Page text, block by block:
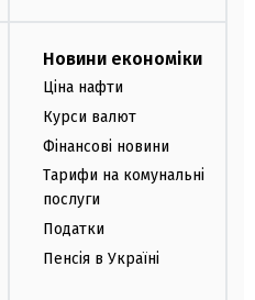
Новини економіки
Ціна нафти
Курси валют
Фінансові новини
Тарифи на комунальні
послуги
Податки
Пенсія в Україні